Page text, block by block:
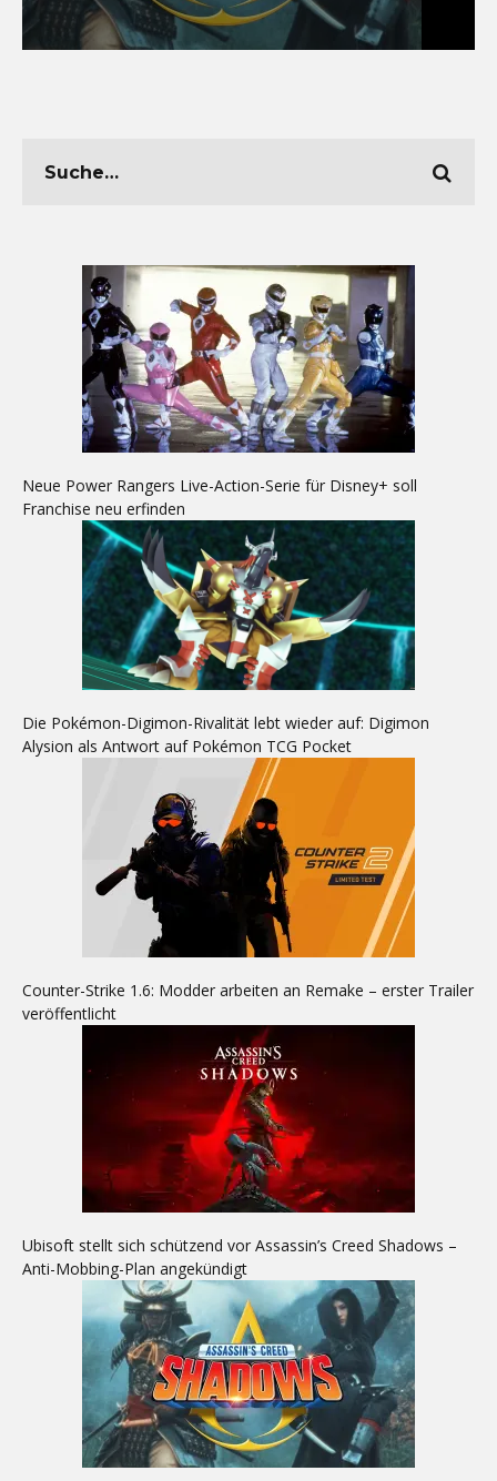
Neue Power Rangers Live-Action-Serie für Disney+ soll
Franchise neu erfinden
Die Pokémon-Digimon-Rivalität lebt wieder auf: Digimon
Alysion als Antwort auf Pokémon TCG Pocket
Counter-Strike 1.6: Modder arbeiten an Remake – erster Trailer
veröffentlicht
Ubisoft stellt sich schützend vor Assassin’s Creed Shadows –
Anti-Mobbing-Plan angekündigt